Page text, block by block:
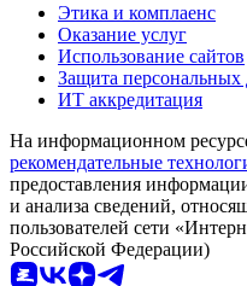
Этика и комплаенс
Оказание услуг
Использование сайтов
Защита
ИТ аккредитация
На информационном
рекомендательные
предоставления
и анализа сведений,
пользователей сети
Российской Федерации)